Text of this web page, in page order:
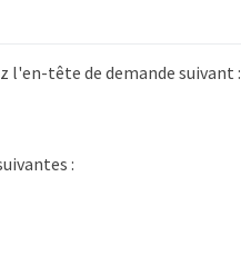
l'en-tête de demande suivant :
: